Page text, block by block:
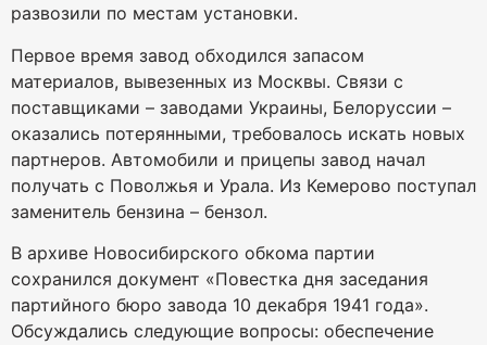
развозили по местам установки.
Первое время завод обходился запасом
материалов, вывезенных из Москвы. Связи с
поставщиками – заводами Украины, Белоруссии –
оказались потерянными, требовалось искать новых
партнеров. Автомобили и прицепы завод начал
получать с Поволжья и Урала. Из Кемерово поступал
заменитель бензина – бензол.
В архиве Новосибирского обкома партии
сохранился документ «Повестка дня заседания
партийного бюро завода 10 декабря 1941 года».
Обсуждались следующие вопросы: обеспечение